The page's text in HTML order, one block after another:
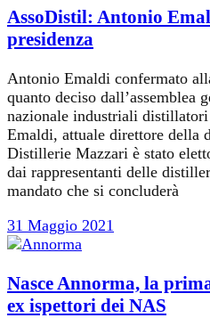
AssoDistil: Antonio
presidenza
Antonio Emaldi confermato
quanto deciso dall’assemblea
nazionale industriali
Emaldi, attuale direttore della
Distillerie Mazzari è stato
dai rappresentanti delle
mandato che si concluderà
31 Maggio 2021
Nasce Annorma, la
ex ispettori dei NAS